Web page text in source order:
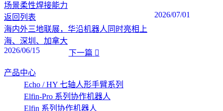
场景柔性焊接能力
2026/07/01
返回列表
海内外三地联展，华沿机器人同时亮相上
海、深圳、加拿大
2026/06/15
下一篇
产品中心
Echo / HY 七轴人形手臂系列
Elfin-Pro 系列协作机器人
Elfin 系列协作机器人